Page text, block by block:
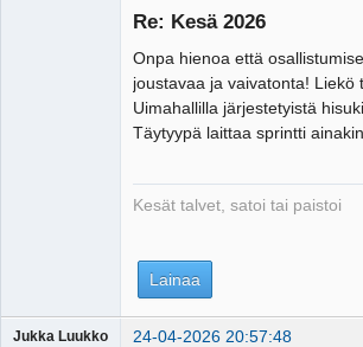
Re: Kesä 2026
Onpa hienoa että
joustavaa ja vaivatonta! Liekö
Uimahallilla järjestetyistä
Täytyypä laittaa sprintti
Kesät talvet, satoi tai paistoi
Lainaa
Jukka Luukko 24-04-2026 20:57:48